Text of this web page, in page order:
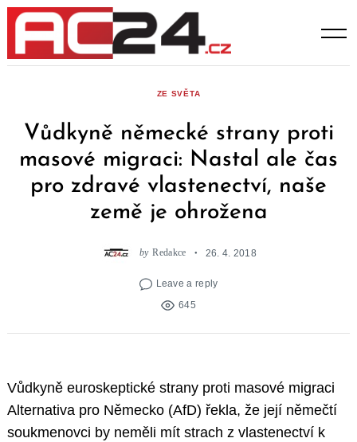
Skip
content
ZE SVĚTA
Vůdkyně německé strany proti
masové migraci: Nastal ale čas
pro zdravé vlastenectví, naše
země je ohrožena
by Redakce 26. 4. 2018
Leave a reply
645
Vůdkyně euroskeptické strany proti masové migraci
Alternativa pro Německo (AfD) řekla, že její němečtí
soukmenovci by neměli mít strach z vlastenectví k